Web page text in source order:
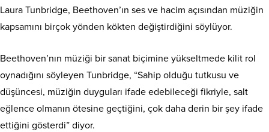
Laura Tunbridge, Beethoven’ın ses ve hacim açısından müziğin
kapsamını birçok yönden kökten değiştirdiğini söylüyor.
Beethoven’nın müziği bir sanat biçimine yükseltmede kilit rol
oynadığını söyleyen Tunbridge, “Sahip olduğu tutkusu ve
düşüncesi, müziğin duyguları ifade edebileceği fikriyle, salt
eğlence olmanın ötesine geçtiğini, çok daha derin bir şey ifade
ettiğini gösterdi” diyor.